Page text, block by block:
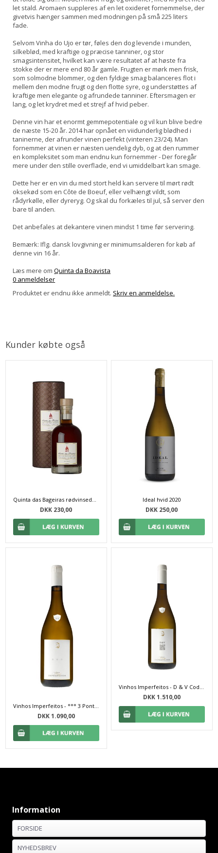
let stald. Aromaen suppleres af en let oxideret fornemmelse, der
givetvis hænger sammen med modningen på små 225 liters
fade.
Selvom Vinha do Ujo er tør, føles den dog levende i munden,
silkeblød, med kraftige og præcise tanniner, og stor
smagsintensitet, hvilket kan være resultatet af at høste fra
stokke der er mere end 80 år gamle. Frugten er mørk men frisk,
som solmodne blommer, og den fyldige smag balanceres flot i
mellem den modne frugt og den flotte syre, og understøttes af
kraftige men elegante og afrundede tanniner. Eftersmagen er
lang, og let krydret med et strejf af hvid peber.
Denne vin har et enormt gemmepotentiale og vil kun blive bedre
de næste 15-20 år. 2014 har opnået en viidunderlig blødhed i
taninerne, der afrunder vinen perfekt (vinteren 23/24). Man
fornemmer at vinen er næsten uendelig dyb, og at den rummer
en kompleksitet som man endnu kun fornemmer - Der foregår
mere under den stille overflade, end vi umiddelbart kan smage.
Dette her er en vin du med stort held kan servere til mørt rødt
oksekød som en Côte de Boeuf, eller velhængt vildt, som
rådyrkølle, eller dyreryg. Og skal du forkæles til jul, så server den
bare til anden.
Det anbefales at dekantere vinen mindst 1 time før servering.
Bemærk: Iflg. dansk lovgivning er minimumsalderen for køb af
denne vin 16 år.
Læs mere omQuinta da Boavista
0 anmeldelser
Produktet er endnu ikke anmeldt. Skriv en anmeldelse.
Kunder købte også
Quinta das Bageiras rødvinseddike (25 cl)
DKK 230,00
Ideal hvid 2020
DKK 250,00
DKK 1.090,00
Vinhos Imperfeitos - D & V Code 2018
DKK 1.510,00
Information
FORSIDE
NYHEDSBREV